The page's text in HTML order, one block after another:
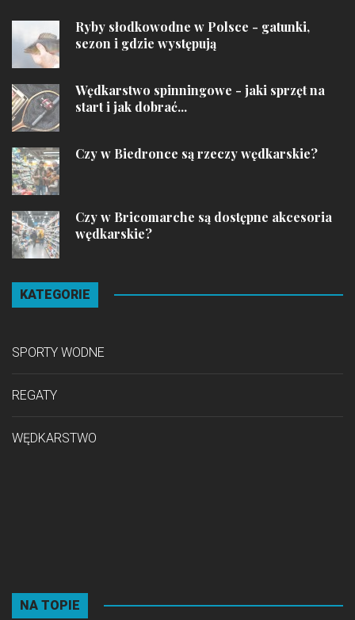
Ryby słodkowodne w Polsce - gatunki,
sezon i gdzie występują
Wędkarstwo spinningowe - jaki sprzęt na
start i jak dobrać...
Czy w Biedronce są rzeczy wędkarskie?
Czy w Bricomarche są dostępne akcesoria
wędkarskie?
KATEGORIE
SPORTY WODNE
REGATY
WĘDKARSTWO
NA TOPIE